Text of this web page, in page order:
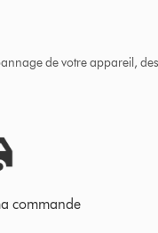
de votre appareil,
commande